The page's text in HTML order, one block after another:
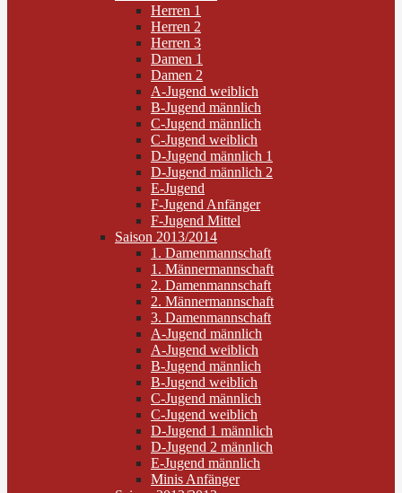
Herren 1
Herren 2
Herren 3
Damen 1
Damen 2
A-Jugend weiblich
B-Jugend männlich
C-Jugend männlich
C-Jugend weiblich
D-Jugend männlich 1
D-Jugend männlich 2
E-Jugend
F-Jugend Anfänger
F-Jugend Mittel
Saison 2013/2014
1. Damenmannschaft
1. Männermannschaft
2. Damenmannschaft
2. Männermannschaft
3. Damenmannschaft
A-Jugend männlich
A-Jugend weiblich
B-Jugend männlich
B-Jugend weiblich
C-Jugend männlich
C-Jugend weiblich
D-Jugend 1 männlich
D-Jugend 2 männlich
E-Jugend männlich
Minis Anfänger